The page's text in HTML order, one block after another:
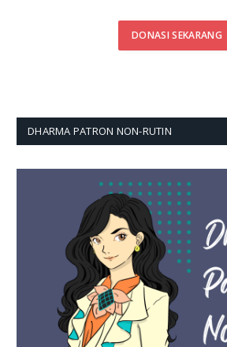
DONASI SEKARANG
DHARMA PATRON NON-RUTIN